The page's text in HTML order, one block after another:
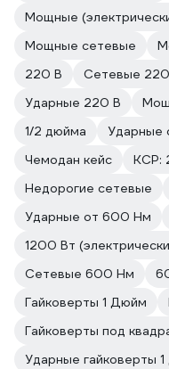
Мощные
Мощные сетевые
220 В
Сетевые
Ударные 220 В
1/2 дюйма
Ударные
Чемодан кейс
КСР:
Недорогие сетевые
Ударные от 600 Нм
1200 Вт
Сетевые 600 Нм
Гайковерты 1 Дюйм
Гайковерты под
Ударные гайковерты